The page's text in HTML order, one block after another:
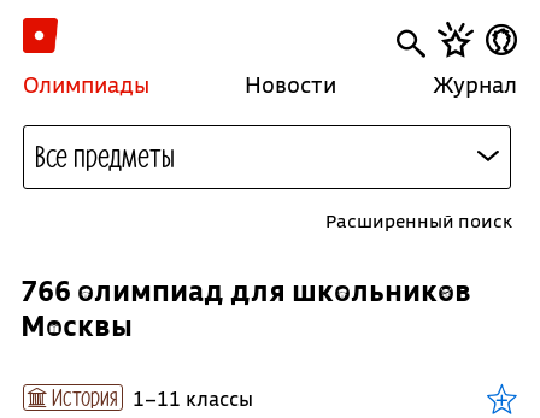
Олимпиады Новости Журнал
Все предметы
Расширенный поиск
766 олимпиад для школьников
Москвы
История 1–11 классы